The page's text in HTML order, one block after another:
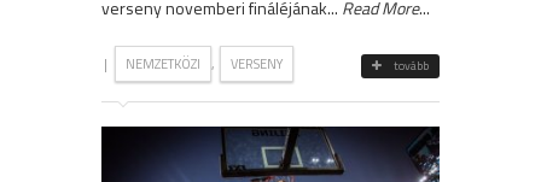
verseny novemberi fináléjának... Read More...
| NEMZETKÖZI , VERSENY tovább